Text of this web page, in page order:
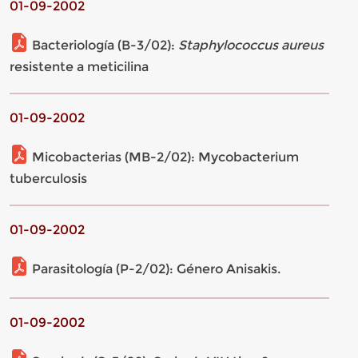
01-09-2002
Bacteriología (B-3/02): Staphylococcus aureus
resistente a meticilina
01-09-2002
Micobacterias (MB-2/02): Mycobacterium
tuberculosis
01-09-2002
Parasitología (P-2/02): Género Anisakis.
01-09-2002